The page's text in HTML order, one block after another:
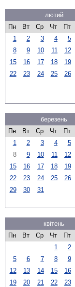
лютий
Пн
Вт Ср Чт Пт
1
2 3 4 5
8
9 10 11 12
15
16 17 18 19
22
23 24 25 26
березень
Пн
Вт Ср Чт Пт
1
2 3 4 5
8
9 10 11 12
15
16 17 18 19
22
23 24 25 26
29
30 31
квітень
Пн
Вт Ср Чт Пт
1
2
5
6 7 8 9
12
13 14 15 16
19
20 21 22 23